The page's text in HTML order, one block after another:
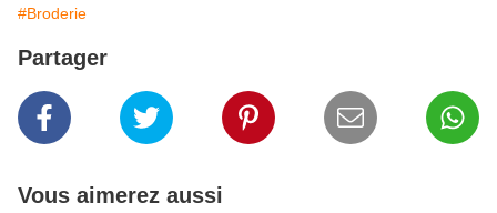
#Broderie
Partager
Vous aimerez aussi